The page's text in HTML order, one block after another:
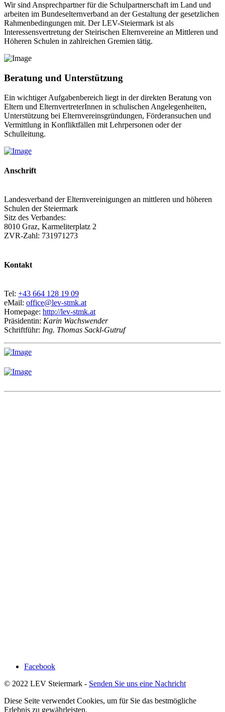
Wir sind Ansprechpartner für die Schulpartnerschaft im Land und
arbeiten im Bundeselternverband an der Gestaltung der gesetzlichen
Rahmenbedingungen mit. Der LEV-Steiermark ist als
Interessensvertretung der Steirischen Elternvereine an Mittleren und
Höheren Schulen in zahlreichen Gremien tätig.
Beratung und Unterstützung
Ein wichtiger Aufgabenbereich liegt in der direkten Beratung von
Eltern und ElternvertreterInnen in schulischen Angelegenheiten,
Unterstützung bei Elternvereinsgründungen, Förderansuchen und
Vermittlung in Konfliktfällen mit Lehrpersonen oder der
Schulleitung.
Anschrift
Landesverband der Elternvereinigungen an mittleren und höheren
Schulen der Steiermark
Sitz des Verbandes:
8010 Graz, Karmeliterplatz 2
ZVR-Zahl: 731971273
Kontakt
Tel: +43 664 128 19 09
eMail: office@lev-stmk.at
Homepage: http://lev-stmk.at
Präsidentin: Karin Wachswender
Schriftführ: Ing. Thomas Sackl-Gutruf
Facebook
© 2022 LEV Steiermark - Senden Sie uns eine Nachricht
Diese Seite verwendet Cookies, um für Sie das bestmögliche
Erlebnis zu gewährleisten.